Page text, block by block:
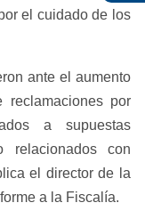
el cuidado de los
ante el aumento
reclamaciones por
a supuestas
relacionados con
el director de la
a la Fiscalía.